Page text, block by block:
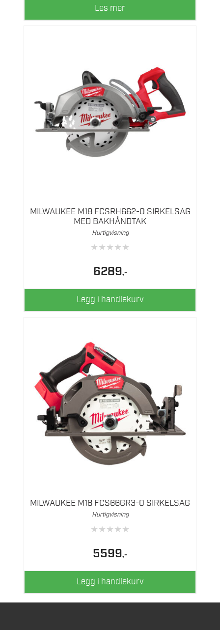
Les mer
MILWAUKEE M18 FCSRH662-0 SIRKELSAG
MED BAKHÅNDTAK
Hurtigvisning
★★★★★
6289,-
Legg i handlekurv
MILWAUKEE M18 FCS66GR3-0 SIRKELSAG
Hurtigvisning
★★★★★
5599,-
Legg i handlekurv